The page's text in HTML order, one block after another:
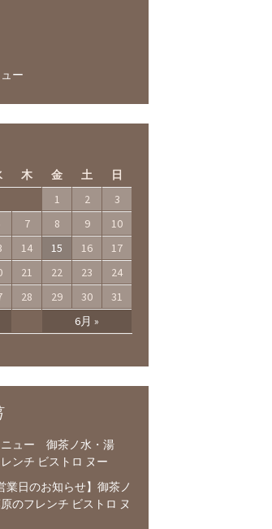
ー
木 金 土 日
6月 »
1 2
3
7 8 9
10
14 15 16
17
21 22 23
24
28 29 30 31
ニュー 御茶ノ水・湯
ンチ ビストロ ヌー
業日のお知らせ】御茶ノ
のフレンチ ビストロ ヌ